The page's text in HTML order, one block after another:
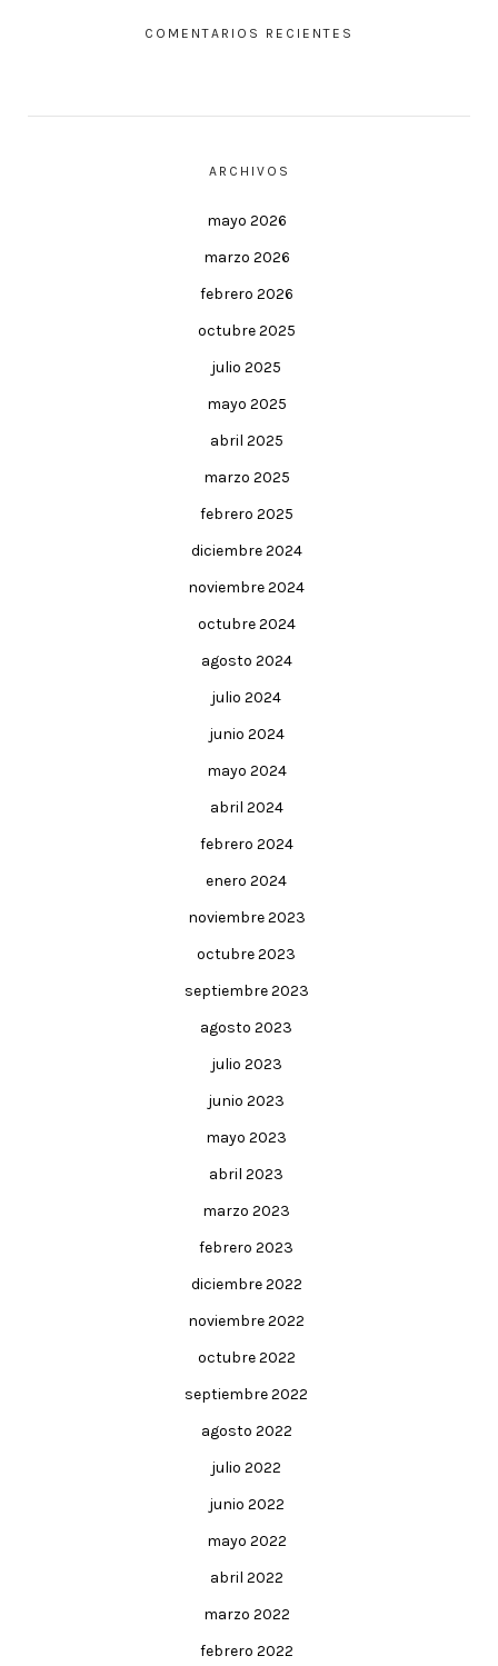
COMENTARIOS RECIENTES
ARCHIVOS
mayo 2026
marzo 2026
febrero 2026
octubre 2025
julio 2025
mayo 2025
abril 2025
marzo 2025
febrero 2025
diciembre 2024
noviembre 2024
octubre 2024
agosto 2024
julio 2024
junio 2024
mayo 2024
abril 2024
febrero 2024
enero 2024
noviembre 2023
octubre 2023
septiembre 2023
agosto 2023
julio 2023
junio 2023
mayo 2023
abril 2023
marzo 2023
febrero 2023
diciembre 2022
noviembre 2022
octubre 2022
septiembre 2022
agosto 2022
julio 2022
junio 2022
mayo 2022
abril 2022
marzo 2022
febrero 2022